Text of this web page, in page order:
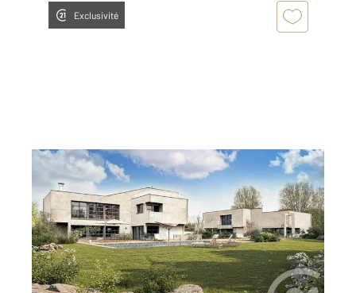
Exclusivité
GOUVILLE SUR MER 50
627 m2, 14 pièces
Ref : 16832
Maison à vendre
1 350 000 €